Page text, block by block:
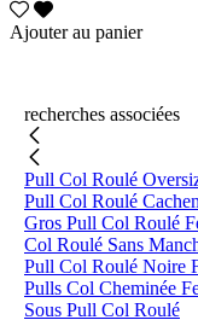
Ajouter au panier
recherches associées
Pull Col Roulé
Pull Col Roulé
Gros Pull Col Roulé
Col Roulé Sans
Pull Col Roulé Noire
Pulls Col Cheminée
Sous Pull Col Roulé